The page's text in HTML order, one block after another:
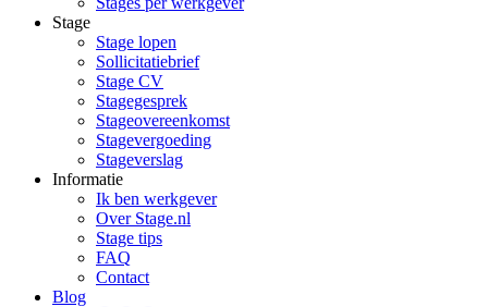
Stage
Stage lopen
Sollicitatiebrief
Stage CV
Stagegesprek
Stageovereenkomst
Stagevergoeding
Stageverslag
Informatie
Ik ben werkgever
Over Stage.nl
Stage tips
FAQ
Contact
Blog